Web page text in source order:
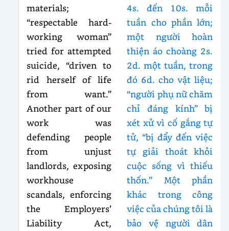
materials;
“respectable hard-
working woman”
tried for attempted
suicide, “driven to
rid herself of life
from want.”
Another part of our
work was
defending people
from unjust
landlords, exposing
workhouse
scandals, enforcing
the Employers’
Liability Act,
4s. đến 10s. mỗi
tuần cho phần lớn;
một người hoàn
thiện áo choàng 2s.
2d. một tuần, trong
đó 6d. cho vật liệu;
“người phụ nữ chăm
chỉ đáng kính” bị
xét xử vì cố gắng tự
tử, “bị đẩy đến việc
tự giải thoát khỏi
cuộc sống vì thiếu
thốn.” Một phần
khác trong công
việc của chúng tôi là
bảo vệ người dân